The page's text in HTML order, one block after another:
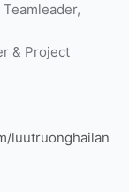
& Project
luutruonghailan